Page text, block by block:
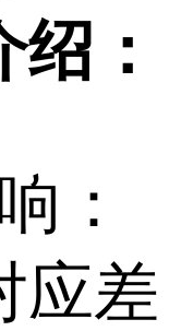
：
：
应差